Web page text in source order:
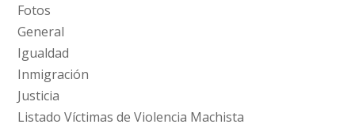
Fotos
General
Igualdad
Inmigración
Justicia
Listado Víctimas de Violencia Machista